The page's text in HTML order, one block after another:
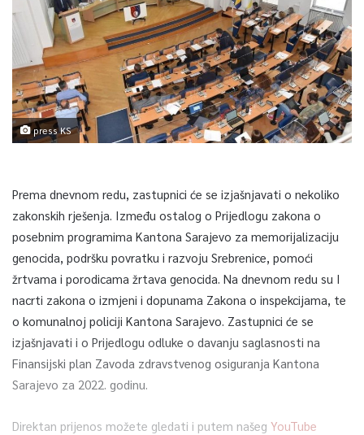
press KS
Prema dnevnom redu, zastupnici će se izjašnjavati o nekoliko
zakonskih rješenja. Između ostalog o Prijedlogu zakona o
posebnim programima Kantona Sarajevo za memorijalizaciju
genocida, podršku povratku i razvoju Srebrenice, pomoći
žrtvama i porodicama žrtava genocida. Na dnevnom redu su I
nacrti zakona o izmjeni i dopunama Zakona o inspekcijama, te
o komunalnoj policiji Kantona Sarajevo. Zastupnici će se
izjašnjavati i o Prijedlogu odluke o davanju saglasnosti na
Finansijski plan Zavoda zdravstvenog osiguranja Kantona
Sarajevo za 2022. godinu.
Direktan prijenos možete gledati i putem našeg YouTube